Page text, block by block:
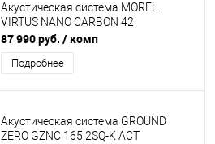
Акустическая система MOREL
VIRTUS NANO CARBON 42
87 990 руб. / комп
Подробнее
Акустическая система GROUND
ZERO GZNC 165.2SQ-K ACT